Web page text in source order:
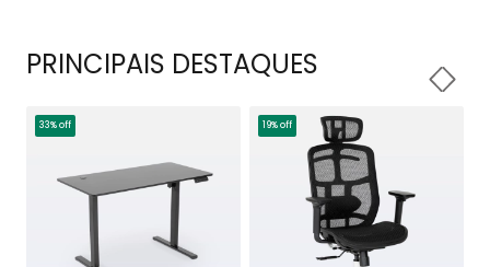
PRINCIPAIS DESTAQUES
33% off 19% off